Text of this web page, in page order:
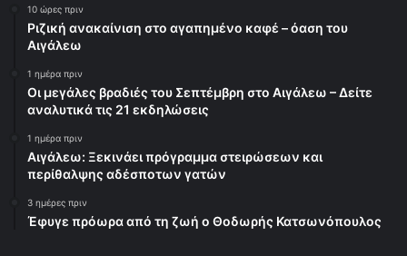
10 ώρες πριν
Ριζική ανακαίνιση στο αγαπημένο καφέ – όαση του
Αιγάλεω
1 ημέρα πριν
Οι μεγάλες βραδιές του Σεπτέμβρη στο Αιγάλεω – Δείτε
αναλυτικά τις 21 εκδηλώσεις
1 ημέρα πριν
Αιγάλεω: Ξεκινάει πρόγραμμα στειρώσεων και
περίθαλψης αδέσποτων γατών
3 ημέρες πριν
Έφυγε πρόωρα από τη ζωή ο Θοδωρής Κατσωνόπουλος